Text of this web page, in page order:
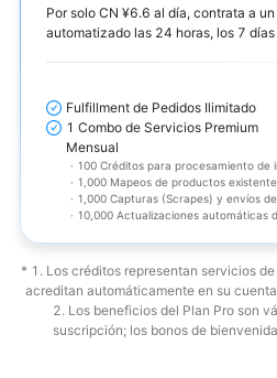
Por solo CN ¥6.6 al día, contrata a
automatizado las 24 horas, los 7
Fulfillment de Pedidos Ilimitado
1 Combo de Servicios Premium
Mensual
· 100 Créditos para procesamiento de
· 1,000 Mapeos de productos
· 1,000 Capturas (Scrapes) y envíos
· 10,000 Actualizaciones automáticas
* 1. Los créditos representan servicios
acreditan automáticamente en su
2. Los beneficios del Plan Pro son
suscripción; los bonos de